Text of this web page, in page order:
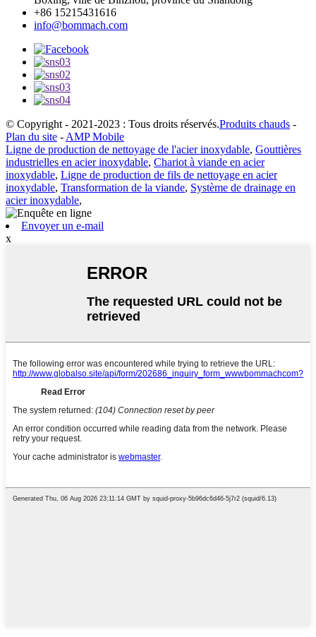
+86 15215431616
info@bommach.com
© Copyright - 2021-2023 : Tous droits réservés.Produits chauds -
Plan du site - AMP Mobile
Ligne de production de nettoyage de l'acier inoxydable, Gouttières
industrielles en acier inoxydable, Chariot à viande en acier
inoxydable, Ligne de production de fils de nettoyage en acier
inoxydable, Transformation de la viande, Système de drainage en
acier inoxydable,
Envoyer un e-mail
x